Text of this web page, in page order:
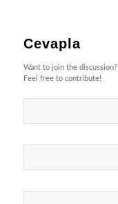
Cevapla
Want to join the discussion?
Feel free to contribute!